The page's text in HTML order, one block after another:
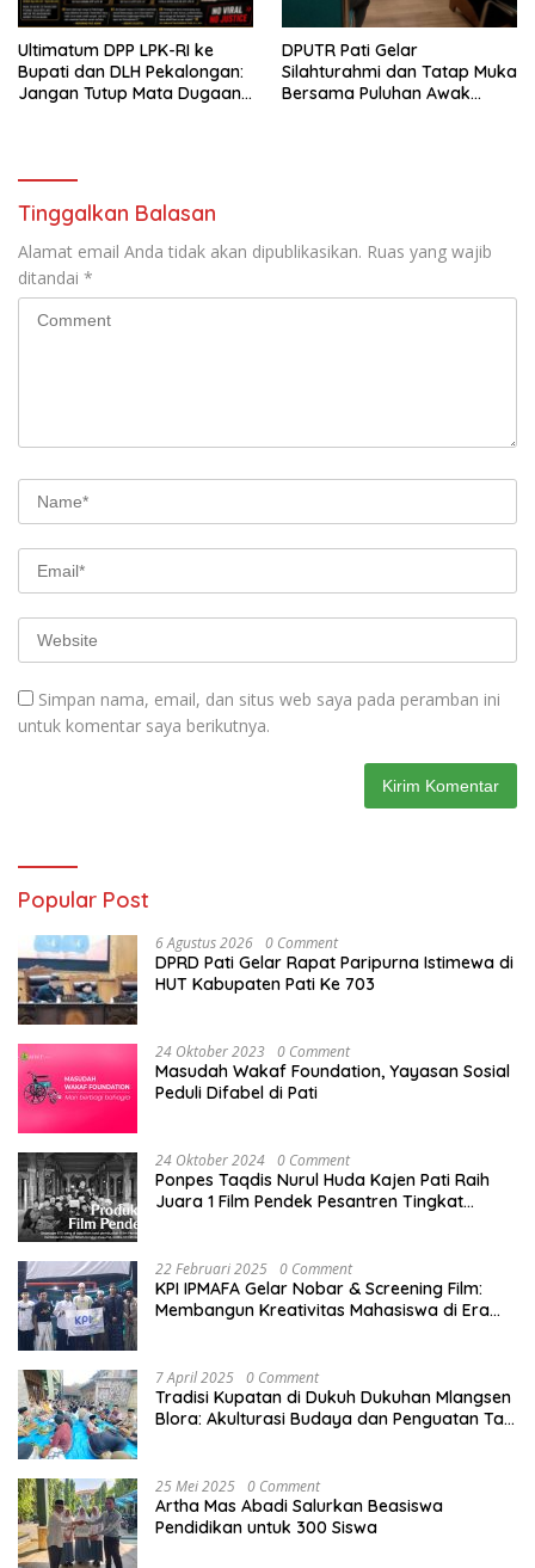
Ultimatum DPP LPK-RI ke
Bupati dan DLH Pekalongan:
Jangan Tutup Mata Dugaan
DPUTR Pati Gelar
Silahturahmi dan Tatap Muka
Bersama Puluhan Awak
Tinggalkan Balasan
Alamat email Anda tidak akan dipublikasikan. Ruas yang wajib
ditandai *
Simpan nama, email, dan situs web saya pada peramban ini
untuk komentar saya berikutnya.
Popular Post
6 Agustus 2026 0 Comment
DPRD Pati Gelar Rapat Paripurna Istimewa di
HUT Kabupaten Pati Ke 703
24 Oktober 2023 0 Comment
Masudah Wakaf Foundation, Yayasan Sosial
Peduli Difabel di Pati
24 Oktober 2024 0 Comment
Ponpes Taqdis Nurul Huda Kajen Pati Raih
Juara 1 Film Pendek Pesantren Tingkat
22 Februari 2025 0 Comment
KPI IPMAFA Gelar Nobar & Screening Film:
Membangun Kreativitas Mahasiswa di Era
7 April 2025 0 Comment
Tradisi Kupatan di Dukuh Dukuhan Mlangsen
Blora: Akulturasi Budaya dan Penguatan Tali
25 Mei 2025 0 Comment
Artha Mas Abadi Salurkan Beasiswa
Pendidikan untuk 300 Siswa